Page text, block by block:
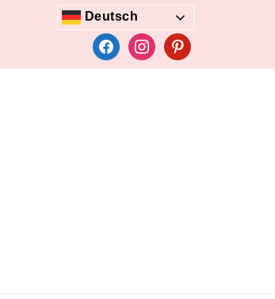
Deutsch
facebookinstagrampinterest